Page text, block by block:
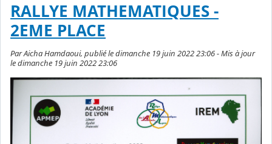
RALLYE MATHEMATIQUES -
2EME PLACE
Par Aicha Hamdaoui, publié le dimanche 19 juin 2022 23:06 - Mis à jour
le dimanche 19 juin 2022 23:06